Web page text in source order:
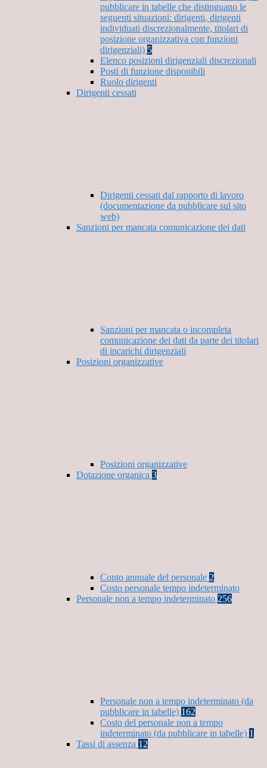
pubblicare in tabelle che distinguano le
seguenti situazioni: dirigenti, dirigenti
individuati discrezionalmente, titolari di
posizione organizzativa con funzioni
dirigenziali) 5
Elenco posizioni dirigenziali discrezionali
Posti di funzione disponibili
Ruolo dirigenti
Dirigenti cessati
Dirigenti cessati dal rapporto di lavoro
(documentazione da pubblicare sul sito
web)
Sanzioni per mancata comunicazione dei dati
Sanzioni per mancata o incompleta
comunicazione dei dati da parte dei titolari
di incarichi dirigenziali
Posizioni organizzative
Posizioni organizzative
Dotazione organica 3
Conto annuale del personale 2
Costo personale tempo indeterminato
Personale non a tempo indeterminato 256
Personale non a tempo indeterminato (da
pubblicare in tabelle) 162
Costo del personale non a tempo
indeterminato (da pubblicare in tabelle) 1
Tassi di assenza 12